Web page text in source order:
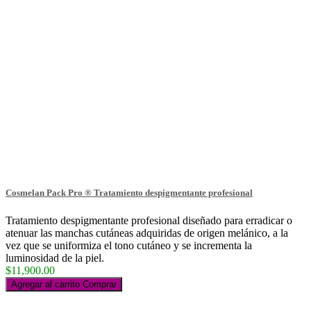
Cosmelan Pack Pro ® Tratamiento despigmentante profesional
Tratamiento despigmentante profesional diseñado para erradicar o
atenuar las manchas cutáneas adquiridas de origen melánico, a la
vez que se uniformiza el tono cutáneo y se incrementa la
luminosidad de la piel.
$11,900.00
Agregar al carrito Comprar